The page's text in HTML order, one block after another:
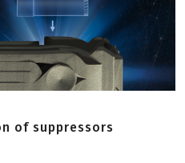
of suppressors